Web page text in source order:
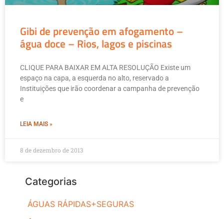
Gibi de prevenção em afogamento –
água doce – Rios, lagos e piscinas
CLIQUE PARA BAIXAR EM ALTA RESOLUÇÃO Existe um
espaço na capa, a esquerda no alto, reservado a
Instituições que irão coordenar a campanha de prevenção
e
LEIA MAIS »
8 de dezembro de 2013
Categorias
ÁGUAS RÁPIDAS+SEGURAS